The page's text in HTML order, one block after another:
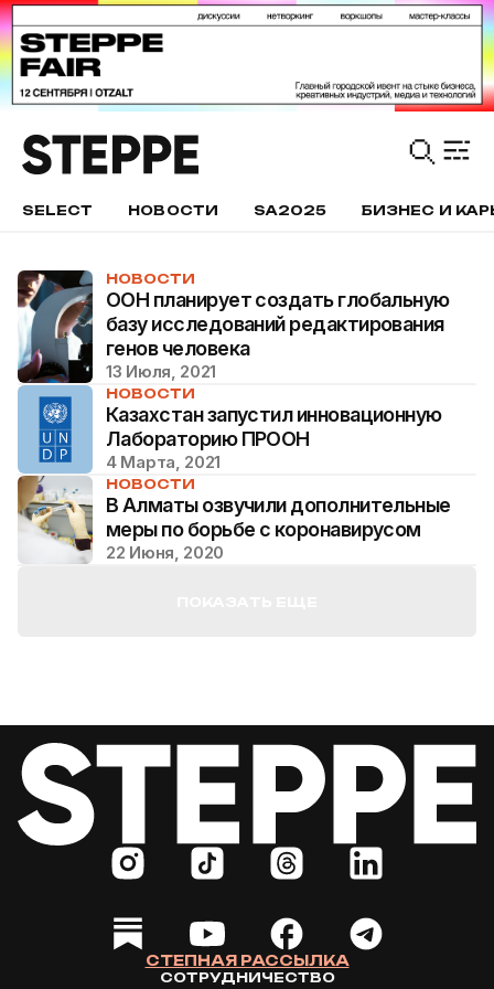
SELECT НОВОСТИ SA2025 БИЗНЕС И
НОВОСТИ
ООН планирует создать глобальную
базу исследований редактирования
генов человека
13 Июля, 2021
НОВОСТИ
Казахстан запустил инновационную
Лабораторию ПРООН
4 Марта, 2021
НОВОСТИ
В Алматы озвучили дополнительные
меры по борьбе с коронавирусом
22 Июня, 2020
СТЕПНАЯ РАССЫЛКА
СОТРУДНИЧЕСТВО